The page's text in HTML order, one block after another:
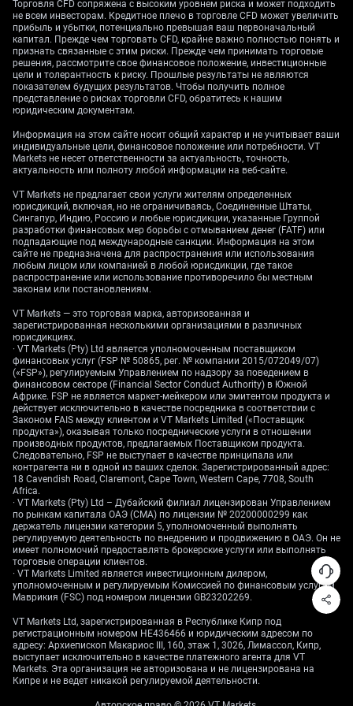
Фунт выглядит слабее: пара GBP/USD с трудом
удерживается вблизи уровня 1,2500. Новая волна
напряжённости на Ближнем Востоке повышает
привлекательность доллара как «тихой гавани»
(актива, который обычно покупают в периоды
стресса). Сейчас внимание рынков сосредоточено
на публикации в пятницу индекса цен PCE за
апрель.
глобальной неопределённости. Исторически такой
«уход от риска» (переход инвесторов из
рискованных активов в более надёжные)
поддерживал доллар, в том числе в начале
конфликта на Украине. Трейдерам стоит учитывать,
что на таких новостях часто растёт волатильность
заработать на росте волатильности — стратегия
«стрэддл» (одновременная покупка опциона на
рост и опциона на падение одного и того же
актива), например по основным валютным парам.
Отчёт по инфляции PCE на этой неделе важен:
ожидается, что базовая инфляция (показатель без
учёта наиболее нестабильных цен, обычно без еды
и энергии) останется выше цели ФРС, около 2,8%.
Если инфляция окажется выше ожиданий, это
усилит настрой ФРС «выше ставки — дольше»
(сохранение высоких процентных ставок на
длительный срок), что может дополнительно
поддержать доллар против валют вроде фунта.
Неопределённость
политики Банка Англии
и перспективы
GBP/USD
Торговля CFD сопряжена с высоким уровнем риска и может подходить
не всем инвесторам. Кредитное плечо в торговле CFD может увеличить
прибыль и убытки, потенциально превышая ваш первоначальный
капитал. Прежде чем торговать CFD, крайне важно полностью понять и
признать связанные с этим риски. Прежде чем принимать торговые
решения, рассмотрите свое финансовое положение, инвестиционные
цели и толерантность к риску. Прошлые результаты не являются
показателем будущих результатов. Чтобы получить полное
представление о рисках торговли CFD, обратитесь к нашим
юридическим документам.
Информация на этом сайте носит общий характер и не учитывает ваши
индивидуальные цели, финансовое положение или потребности. VT
Markets не несет ответственности за актуальность, точность,
актуальность или полноту любой информации на веб-сайте.
VT Markets не предлагает свои услуги жителям определенных
юрисдикций, включая, но не ограничиваясь, Соединенные Штаты,
Сингапур, Индию, Россию и любые юрисдикции, указанные Группой
разработки финансовых мер борьбы с отмыванием денег (FATF) или
подпадающие под международные санкции. Информация на этом
сайте не предназначена для распространения или использования
любым лицом или компанией в любой юрисдикции, где такое
распространение или использование противоречило бы местным
законам или постановлениям.
VT Markets — это торговая марка, авторизованная и
зарегистрированная несколькими организациями в различных
юрисдикциях.
· VT Markets (Pty) Ltd является уполномоченным поставщиком
финансовых услуг (FSP № 50865, рег. № компании 2015/072049/07)
(«FSP»), регулируемым Управлением по надзору за поведением в
финансовом секторе (Financial Sector Conduct Authority) в Южной
Африке. FSP не является маркет-мейкером или эмитентом продукта и
действует исключительно в качестве посредника в соответствии с
Законом FAIS между клиентом и VT Markets Limited («Поставщик
продукта»), оказывая только посреднические услуги в отношении
производных продуктов, предлагаемых Поставщиком продукта.
Следовательно, FSP не выступает в качестве принципала или
контрагента ни в одной из ваших сделок. Зарегистрированный адрес:
18 Cavendish Road, Claremont, Cape Town, Western Cape, 7708, South
Africa.
· VT Markets (Pty) Ltd – Дубайский филиал лицензирован Управлением
по рынкам капитала ОАЭ (CMA) по лицензии № 20200000299 как
держатель лицензии категории 5, уполномоченный выполнять
регулируемую деятельность по внедрению и продвижению в ОАЭ. Он не
имеет полномочий предоставлять брокерские услуги или выполнять
торговые операции клиентов.
· VT Markets Limited является инвестиционным дилером,
уполномоченным и регулируемым Комиссией по финансовым услугам
Маврикия (FSC) под номером лицензии GB23202269.
VT Markets Ltd, зарегистрированная в Республике Кипр под
регистрационным номером HE436466 и юридическим адресом по
адресу: Архиепископ Макариос III, 160, этаж 1, 3026, Лимассол, Кипр,
выступает исключительно в качестве платежного агента для VT
Markets. Эта организация не авторизована и не лицензирована на
Кипре и не ведет никакой регулируемой деятельности.